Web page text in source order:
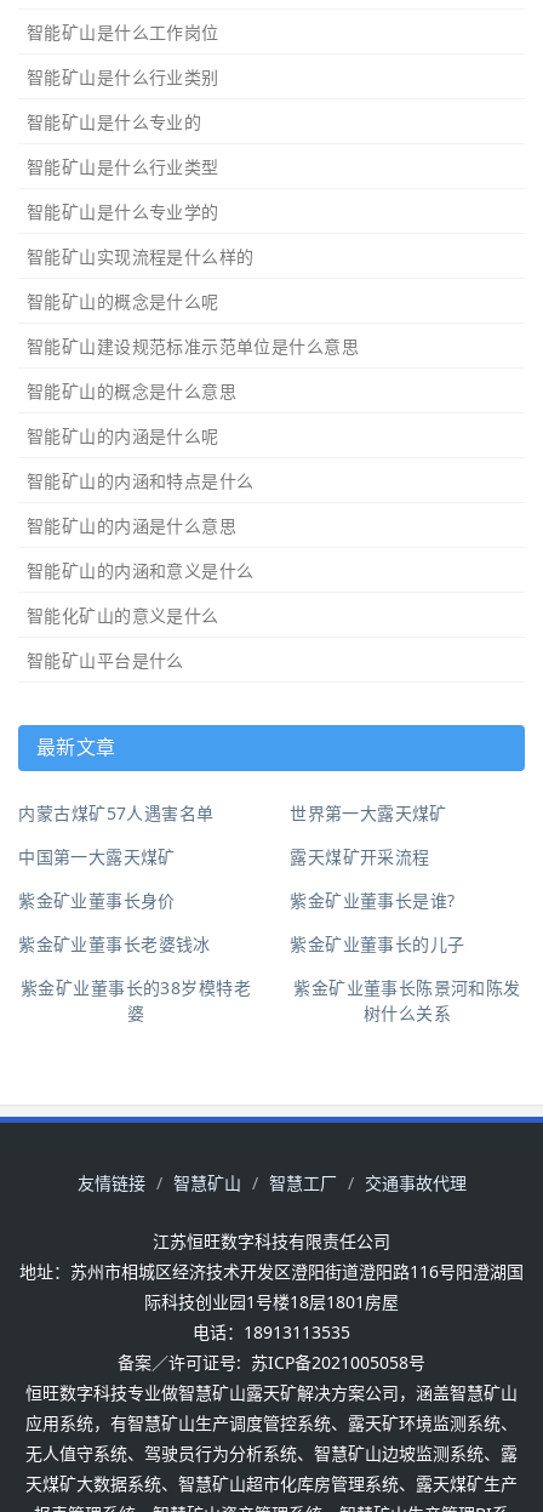
智能矿山是什么工作岗位
智能矿山是什么行业类别
智能矿山是什么专业的
智能矿山是什么行业类型
智能矿山是什么专业学的
智能矿山实现流程是什么样的
智能矿山的概念是什么呢
智能矿山建设规范标准示范单位是什么意思
智能矿山的概念是什么意思
智能矿山的内涵是什么呢
智能矿山的内涵和特点是什么
智能矿山的内涵是什么意思
智能矿山的内涵和意义是什么
智能化矿山的意义是什么
智能矿山平台是什么
最新文章
内蒙古煤矿57人遇害名单
世界第一大露天煤矿
中国第一大露天煤矿
露天煤矿开采流程
紫金矿业董事长身价
紫金矿业董事长是谁?
紫金矿业董事长老婆钱冰
紫金矿业董事长的儿子
紫金矿业董事长的38岁模特老
婆
紫金矿业董事长陈景河和陈发
树什么关系
友情链接 智慧矿山 智慧工厂 交通事故代理
江苏恒旺数字科技有限责任公司
地址：苏州市相城区经济技术开发区澄阳街道澄阳路116号阳澄湖国
际科技创业园1号楼18层1801房屋
电话：18913113535
备案／许可证号: 苏ICP备2021005058号
恒旺数字科技专业做智慧矿山露天矿解决方案公司，涵盖智慧矿山
应用系统，有智慧矿山生产调度管控系统、露天矿环境监测系统、
无人值守系统、驾驶员行为分析系统、智慧矿山边坡监测系统、露
天煤矿大数据系统、智慧矿山超市化库房管理系统、露天煤矿生产